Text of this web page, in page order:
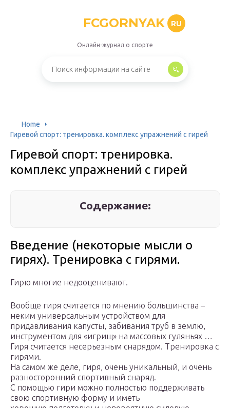
FCGORNYAK RU
Онлайн-журнал о спорте
Home
Гиревой спорт: тренировка. комплекс упражнений с гирей
Гиревой спорт: тренировка.
комплекс упражнений с гирей
Содержание:
Введение (некоторые мысли о
гирях). Тренировка с гирями.
Гирю многие недооценивают.
Вообще гиря считается по мнению большинства –
неким универсальным устройством для
придавливания капусты, забивания труб в землю,
инструментом для «игрищ» на массовых гуляньях …
Гиря считается несерьезным снарядом. Тренировка с
гирями.
На самом же деле, гиря, очень уникальный, и очень
разносторонний спортивный снаряд.
С помощью гири можно полностью поддерживать
свою спортивную форму и иметь